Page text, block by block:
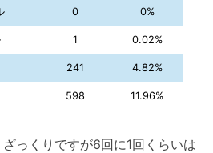
0 0%
1 0.02%
241 4.82%
598 11.96%
っくりですが6回に1回くらいは